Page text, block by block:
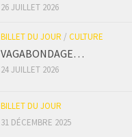
26 JUILLET 2026
BILLET DU JOUR / CULTURE
VAGABONDAGE…
24 JUILLET 2026
BILLET DU JOUR
31 DÉCEMBRE 2025